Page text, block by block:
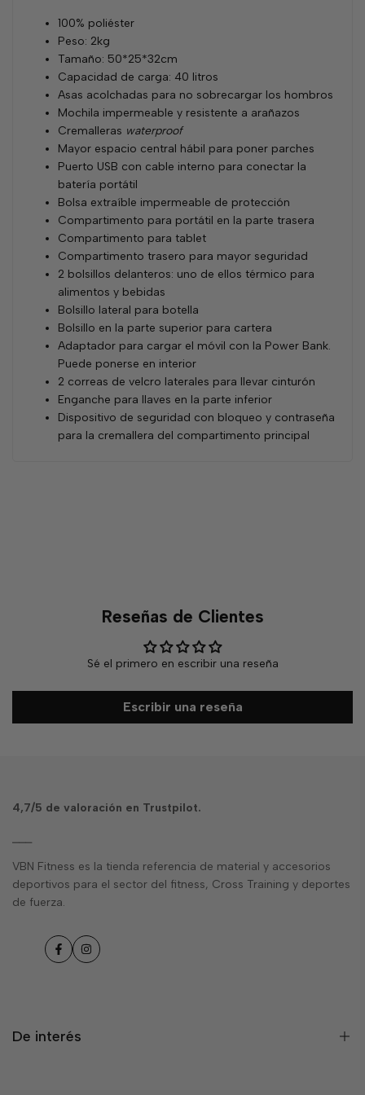
100% poliéster
Peso: 2kg
Tamaño: 50*25*32cm
Capacidad de carga: 40 litros
Asas acolchadas para no sobrecargar los hombros
Mochila impermeable y resistente a arañazos
Cremalleras waterproof
Mayor espacio central hábil para poner parches
Puerto USB con cable interno para conectar la
batería portátil
Bolsa extraíble impermeable de protección
Compartimento para portátil en la parte trasera
Compartimento para tablet
Compartimento trasero para mayor seguridad
2 bolsillos delanteros: uno de ellos térmico para
alimentos y bebidas
Bolsillo lateral para botella
Bolsillo en la parte superior para cartera
Adaptador para cargar el móvil con la Power Bank.
Puede ponerse en interior
2 correas de velcro laterales para llevar cinturón
Enganche para llaves en la parte inferior
Dispositivo de seguridad con bloqueo y contraseña
para la cremallera del compartimento principal
Reseñas de Clientes
Sé el primero en escribir una reseña
Escribir una reseña
4,7/5 de valoración en Trustpilot.
VBN Fitness es la tienda referencia de material y accesorios
deportivos para el sector del fitness, Cross Training y deportes
de fuerza.
FacebookInstagram
De interés